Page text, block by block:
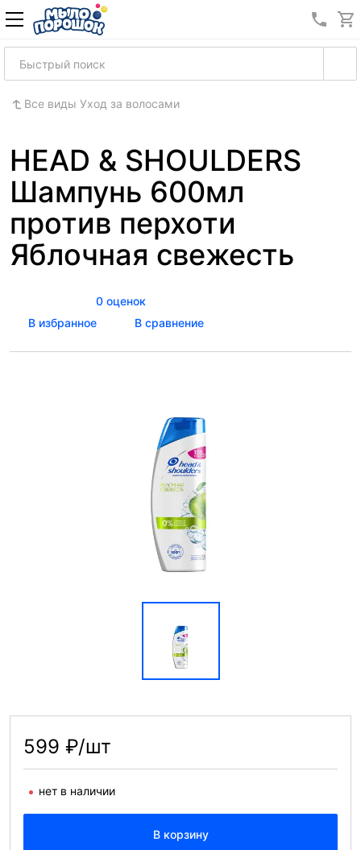
8
Все виды Уход за волосами
HEAD & SHOULDERS
Шампунь 600мл
против перхоти
Яблочная свежесть
0 оценок
В избранное
В сравнение
599 ₽/шт
нет в наличии
В корзину